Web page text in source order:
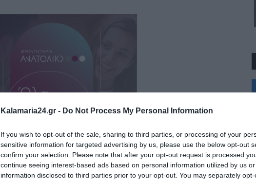
Kalamaria24.gr - Do Not Process My Personal Information
If you wish to opt-out of the sale, sharing to third parties, or processing of your
sensitive information for targeted advertising by us, please use the below opt-out
confirm your selection. Please note that after your opt-out request is processed
continue seeing interest-based ads based on personal information utilized by us
information disclosed to third parties prior to your opt-out. You may separately
+
°